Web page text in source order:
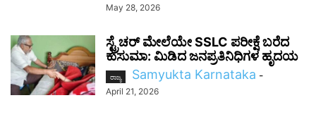
May 28, 2026
ಸ್ಟ್ರೆಚರ್ ಮೇಲೆಯೇ SSLC ಪರೀಕ್ಷೆ ಬರೆದ
ಕುಸುಮಾ: ಮಿಡಿದ ಜನಪ್ರತಿನಿಧಿಗಳ ಹೃದಯ
ರಾಜ್ಯ Samyukta Karnataka -
April 21, 2026